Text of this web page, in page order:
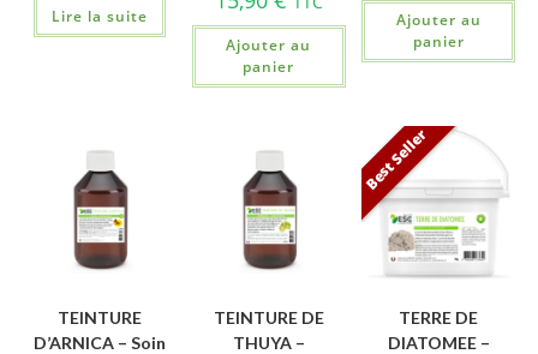
Lire la suite
Ajouter au
panier
Ajouter au
panier
TEINTURE
D’ARNICA – Soin
TEINTURE DE
THUYA –
Best Seller
TERRE DE
DIATOMEE –